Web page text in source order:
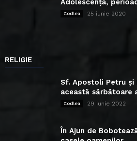
Adolescența,
Codlea 25 iunie 2020
RELIGIE
Sf. Apostoli Petru și
această sărbătoare
Codlea 29 iunie 2022
În Ajun de